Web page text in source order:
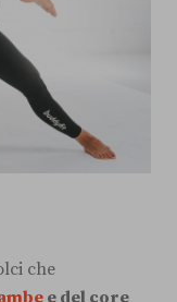
che
e del core